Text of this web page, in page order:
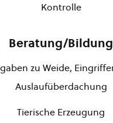
Kontrolle
Beratung/Bildung
zu Weide,
Auslaufüberdachung
Tierische Erzeugung